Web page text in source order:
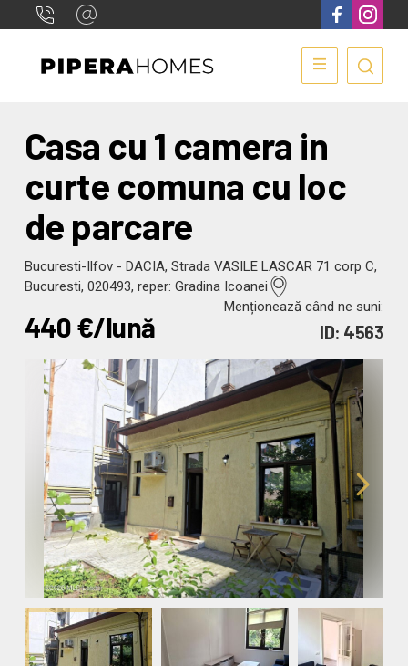
Casa cu 1 camera in
curte comuna cu loc
de parcare
Bucuresti-Ilfov - DACIA, Strada VASILE LASCAR 71 corp C,
Bucuresti, 020493, reper: Gradina Icoanei
Menționează când ne suni:
440€/lună ID: 4563